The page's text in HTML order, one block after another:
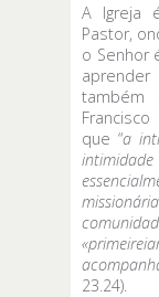
A Igreja
Pastor,
o Senhor
também
que “a
23.24).